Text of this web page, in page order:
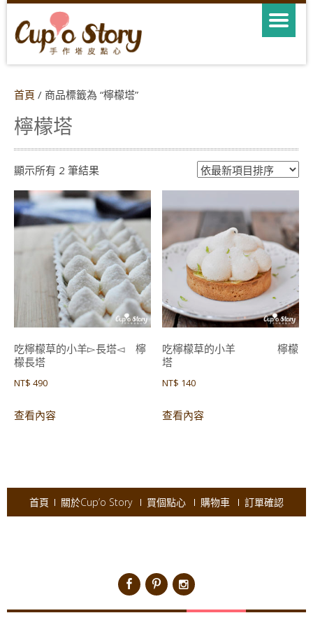
首頁 / 商品標籤為 “檸檬塔”
檸檬塔
顯示所有 2 筆結果
最
新
項
目
排
序
吃檸檬草的小羊▻長塔◅ 檸
檬長塔
NT$ 490
查看內容
吃檸檬草的小羊 檸檬
塔
NT$ 140
查看內容
首頁 關於Cup’o Story 買個點心 購物車 訂單確認